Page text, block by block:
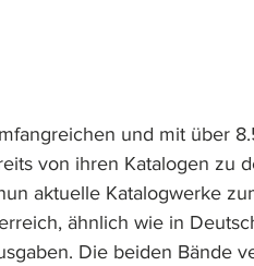
und mit über
von ihren Katalogen zu
aktuelle Katalogwerke
ähnlich wie in
Die beiden Bände